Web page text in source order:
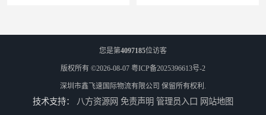
您是第4097185位访客
版权所有 ©2026-08-07 粤ICP备2025396613号-2
深圳市鑫飞速国际物流有限公司 保留所有权利.
技术支持： 八方资源网 免责声明 管理员入口 网站地图